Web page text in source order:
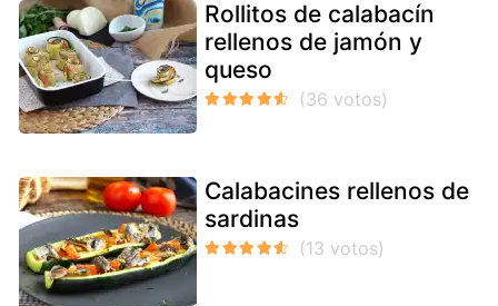
Rollitos de calabacín
rellenos de jamón y
queso
Calabacines rellenos de
sardinas